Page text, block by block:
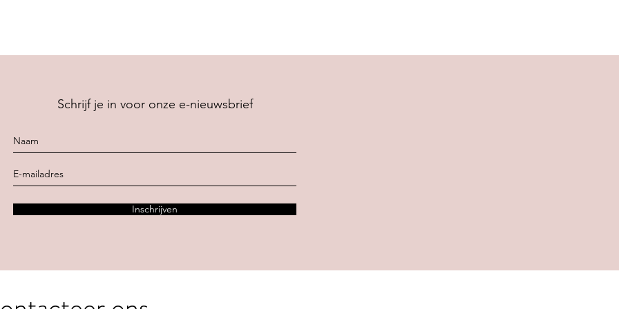
Schrijf je in voor onze e-nieuwsbrief
Inschrijven